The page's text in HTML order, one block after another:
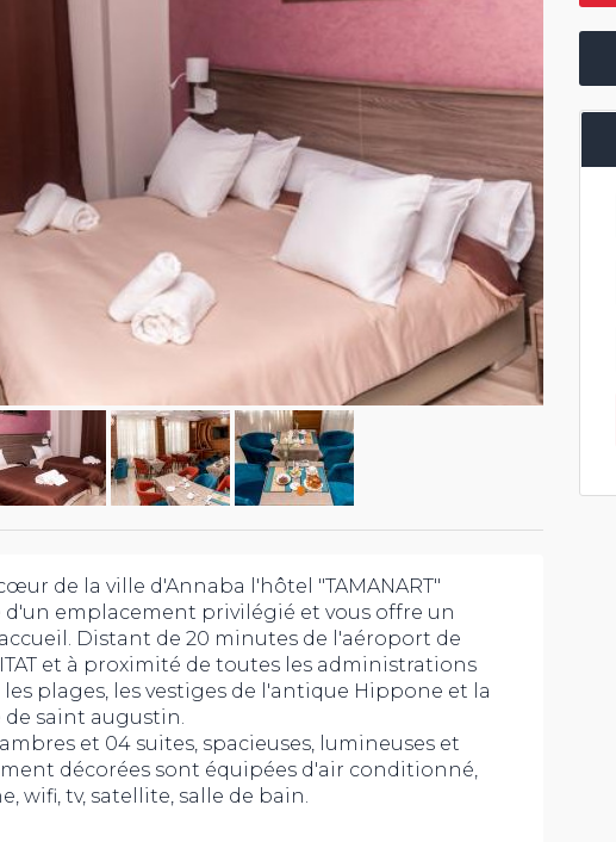
de la ville d'Annaba l'hôtel "TAMANART"
d'un emplacement privilégié et vous offre un
Distant de 20 minutes de l'aéroport de
et à proximité de toutes les administrations
plages, les vestiges de l'antique Hippone et la
de saint augustin.
et 04 suites, spacieuses, lumineuses et
décorées sont équipées d'air conditionné,
wifi, tv, satellite, salle de bain.